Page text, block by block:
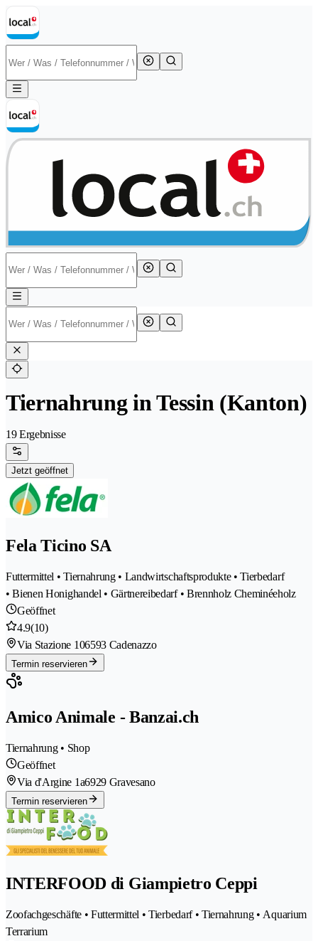
Tiernahrung in Tessin (Kanton)
19 Ergebnisse
Jetzt geöffnet
Fela Ticino SA
Futtermittel • Tiernahrung • Landwirtschaftsprodukte • Tierbedarf
• Bienen Honighandel • Gärtnereibedarf • Brennholz Cheminéeholz
Geöffnet
4.9(10)
Via Stazione 106593 Cadenazzo
Termin reservieren
Amico Animale - Banzai.ch
Tiernahrung • Shop
Geöffnet
Via d'Argine 1a6929 Gravesano
Termin reservieren
INTERFOOD di Giampietro Ceppi
Zoofachgeschäfte • Futtermittel • Tierbedarf • Tiernahrung • Aquarium
Terrarium